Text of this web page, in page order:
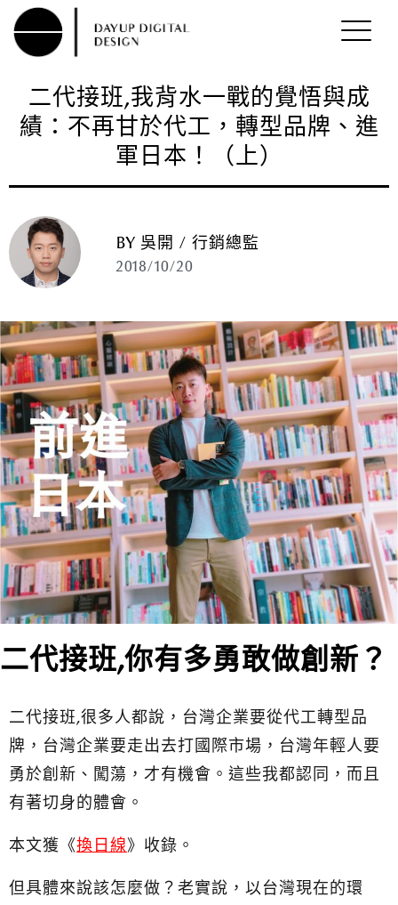
二代接班,我背水一戰的覺悟與成
績：不再甘於代工，轉型品牌、進
軍日本！（上）
BY 吳開 / 行銷總監
2018/10/20
二代接班,你有多勇敢做創新？
二代接班,很多人都說，台灣企業要從代工轉型品
牌，台灣企業要走出去打國際市場，台灣年輕人要
勇於創新、闖蕩，才有機會。這些我都認同，而且
有著切身的體會。
本文獲《換日線》收錄。
但具體來說該怎麼做？老實說，以台灣現在的環